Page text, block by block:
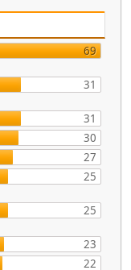
69
31
31
30
27
25
25
23
22